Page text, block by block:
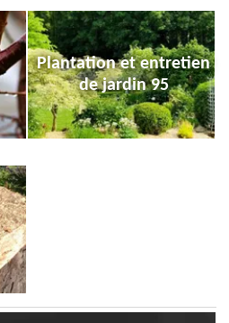
Plantation et entretien
de jardin 95